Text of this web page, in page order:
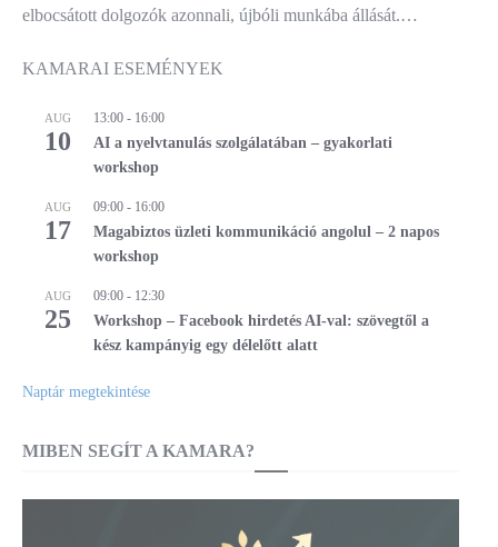
elbocsátott dolgozók azonnali, újbóli munkába állását.…
KAMARAI ESEMÉNYEK
AUG
10
13:00 - 16:00
AI a nyelvtanulás szolgálatában – gyakorlati
workshop
AUG
17
09:00 - 16:00
Magabiztos üzleti kommunikáció angolul – 2 napos
workshop
AUG
25
09:00 - 12:30
Workshop – Facebook hirdetés AI-val: szövegtől a
kész kampányig egy délelőtt alatt
Naptár megtekintése
MIBEN SEGÍT A KAMARA?